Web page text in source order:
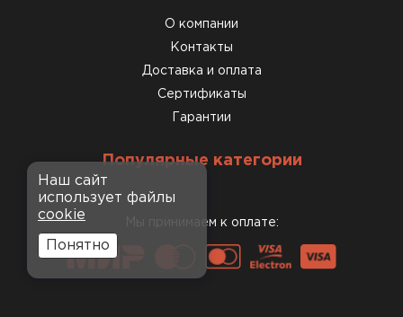
О компании
Контакты
Доставка и оплата
Сертификаты
Гарантии
Популярные категории
Мы принимаем к оплате:
Наш сайт
использует файлы
cookie
Понятно